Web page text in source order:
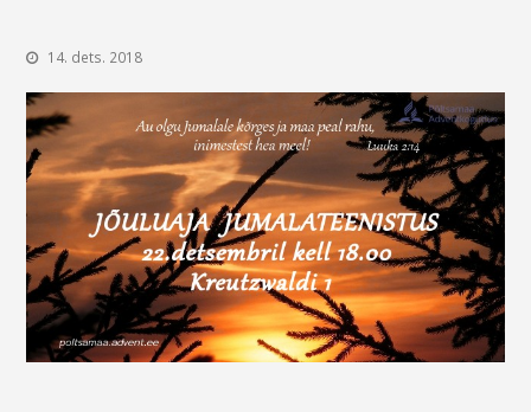
14. dets. 2018